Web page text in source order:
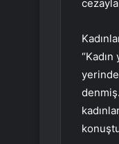
yerinde